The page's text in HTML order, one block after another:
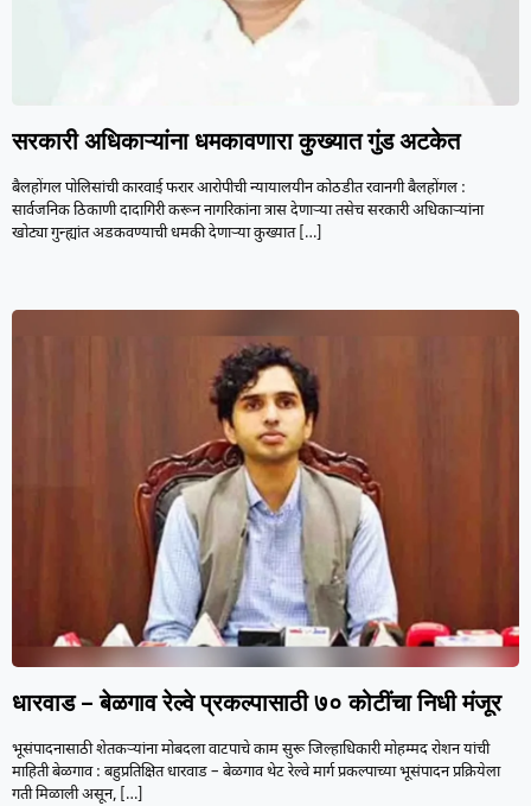
सरकारी अधिकाऱ्यांना धमकावणारा कुख्यात गुंड अटकेत
बैलहोंगल पोलिसांची कारवाई फरार आरोपीची न्यायालयीन कोठडीत रवानगी बैलहोंगल :
सार्वजनिक ठिकाणी दादागिरी करून नागरिकांना त्रास देणाऱ्या तसेच सरकारी अधिकाऱ्यांना
खोट्या गुन्ह्यांत अडकवण्याची धमकी देणाऱ्या कुख्यात[…]
धारवाड – बेळगाव रेल्वे प्रकल्पासाठी ७० कोटींचा निधी मंजूर
भूसंपादनासाठी शेतकऱ्यांना मोबदला वाटपाचे काम सुरू जिल्हाधिकारी मोहम्मद रोशन यांची
माहिती बेळगाव : बहुप्रतिक्षित धारवाड – बेळगाव थेट रेल्वे मार्ग प्रकल्पाच्या भूसंपादन प्रक्रियेला
गती मिळाली असून, […]